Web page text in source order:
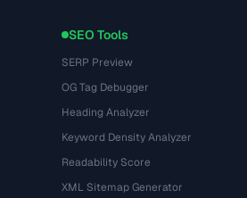
SEO Tools
SERP Preview
OG Tag Debugger
Heading Analyzer
Keyword Density Analyzer
Readability Score
XML Sitemap Generator